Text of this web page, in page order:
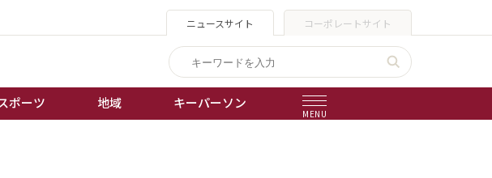
ニュースサイト コーポレートサイト
ポーツ 地域 キーパーソン
MENU